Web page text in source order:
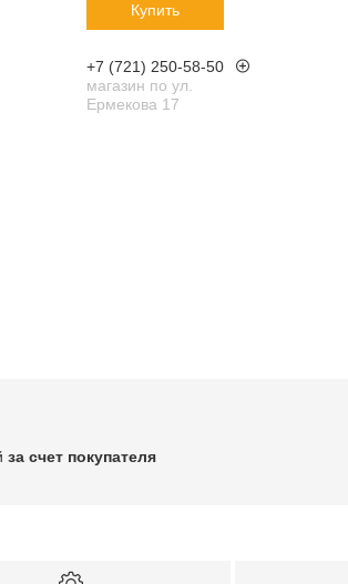
Купить
+7 (721) 250-58-50
магазин по ул.
Ермекова 17
за счет покупателя